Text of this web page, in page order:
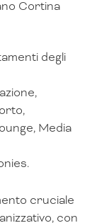
Cortina
degli
Media
cruciale
con